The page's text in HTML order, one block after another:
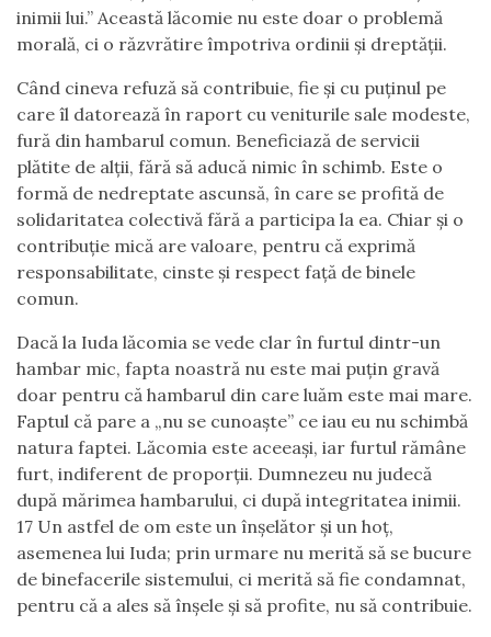
inimii lui.” Această lăcomie nu este doar o problemă
morală, ci o răzvrătire împotriva ordinii și dreptății.
Când cineva refuză să contribuie, fie și cu puținul pe
care îl datorează în raport cu veniturile sale modeste,
fură din hambarul comun. Beneficiază de servicii
plătite de alții, fără să aducă nimic în schimb. Este o
formă de nedreptate ascunsă, în care se profită de
solidaritatea colectivă fără a participa la ea. Chiar și o
contribuție mică are valoare, pentru că exprimă
responsabilitate, cinste și respect față de binele
comun.
Dacă la Iuda lăcomia se vede clar în furtul dintr-un
hambar mic, fapta noastră nu este mai puțin gravă
doar pentru că hambarul din care luăm este mai mare.
Faptul că pare a „nu se cunoaște” ce iau eu nu schimbă
natura faptei. Lăcomia este aceeași, iar furtul rămâne
furt, indiferent de proporții. Dumnezeu nu judecă
după mărimea hambarului, ci după integritatea inimii.
17 Un astfel de om este un înșelător și un hoț,
asemenea lui Iuda; prin urmare nu merită să se bucure
de binefacerile sistemului, ci merită să fie condamnat,
pentru că a ales să înșele și să profite, nu să contribuie.